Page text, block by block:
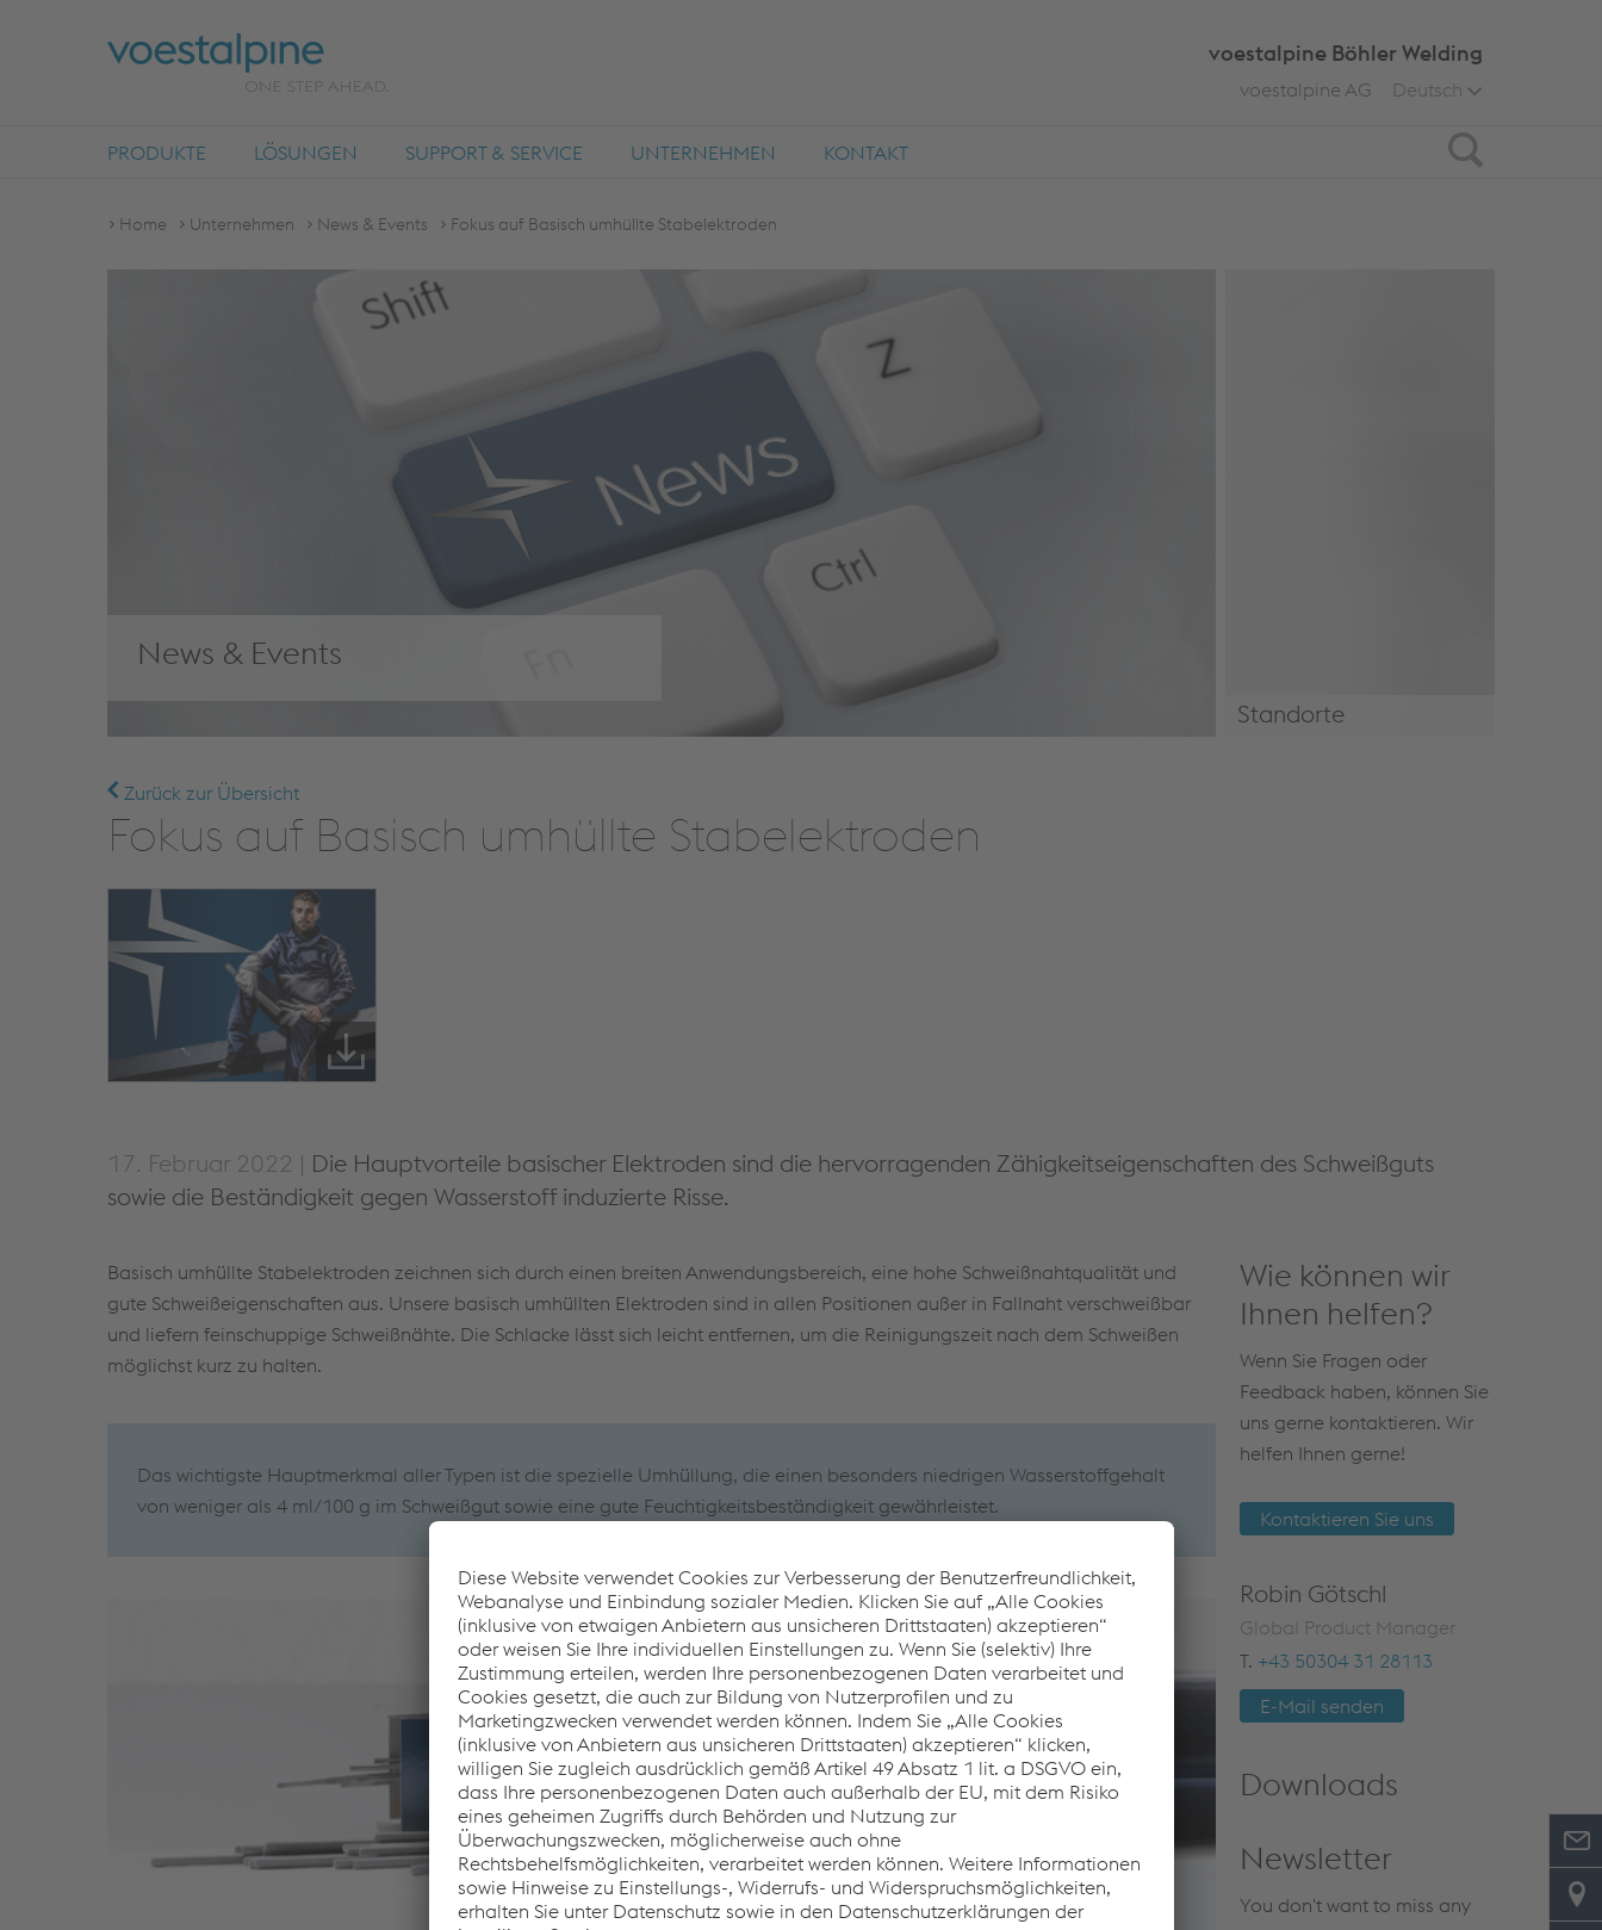
Search
voestalpine Böhler Welding
Deutsch
voestalpine AG
PRODUKTE LÖSUNGEN SUPPORT & SERVICE UNTERNEHMEN KONTAKT
Home Unternehmen News & Events Fokus auf Basisch umhüllte Stabelektroden
News & Events
Standorte
Zurück zur Übersicht
Fokus auf Basisch umhüllte Stabelektroden
17. Februar 2022 | Die Hauptvorteile basischer Elektroden sind die hervorragenden Zähigkeitseigenschaften des Schweißguts
sowie die Beständigkeit gegen Wasserstoff induzierte Risse.
Basisch umhüllte Stabelektroden zeichnen sich durch einen breiten Anwendungsbereich, eine hohe Schweißnahtqualität und
gute Schweißeigenschaften aus. Unsere basisch umhüllten Elektroden sind in allen Positionen außer in Fallnaht verschweißbar
und liefern feinschuppige Schweißnähte. Die Schlacke lässt sich leicht entfernen, um die Reinigungszeit nach dem Schweißen
möglichst kurz zu halten.
Das wichtigste Hauptmerkmal aller Typen ist die spezielle Umhüllung, die einen besonders niedrigen Wasserstoffgehalt
von weniger als 4 ml/100 g im Schweißgut sowie eine gute Feuchtigkeitsbeständigkeit gewährleistet.
Wie können wir
Ihnen helfen?
Wenn Sie Fragen oder
Feedback haben, können Sie
uns gerne kontaktieren. Wir
helfen Ihnen gerne!
Kontaktieren Sie uns
Robin Götschl
Global Product Manager
T. +43 50304 31 28113
E-Mail senden
Downloads
Newsletter
You don't want to miss any